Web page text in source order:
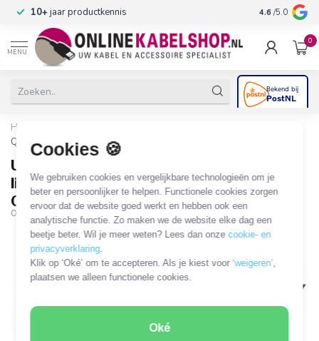
Cookies 🍪
We gebruiken cookies en vergelijkbare technologieën om je
beter en persoonlijker te helpen. Functionele cookies zorgen
ervoor dat de website goed werkt en hebben ook een
analytische functie. Zo maken we de website elke dag een
beetje beter. Wil je meer weten? Lees dan onzecookie- en
privacyverklaring.
Klik op ‘Oké’ om te accepteren. Als je kiest voor ‘weigeren’,
plaatsen we alleen functionele cookies.
Oké
10+jaar productkennis 4.6 /5.0
MENU
0
Home
QC 18W | nylon | 0,20 meter
USB-C - Easy-USB-A kabel | haaks
links/rechts | USB2.0 | QC 18W | nylon |
0,20 meter
OKS-69621